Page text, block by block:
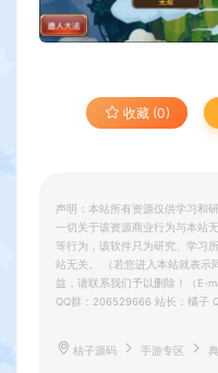
收藏 (0)
声明：本站所有资源仅供学习和
一切关于该资源商业行为与本站
等行为，该软件只为研究、学习
站无关。 （若您进入本站就表示
益，请联系我们予以删除！（E-
QQ群：206529666 站长：橘子
桔子源码 手游专区